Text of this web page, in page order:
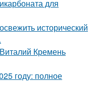
для
исторический
Кремень
году: полное